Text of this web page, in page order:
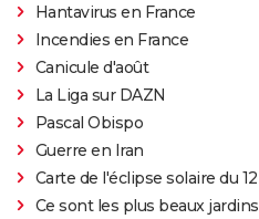
Hantavirus en France
Incendies en France
Canicule d'août
La Liga sur DAZN
Pascal Obispo
Guerre en Iran
Carte de l'éclipse solaire du
Ce sont les plus beaux